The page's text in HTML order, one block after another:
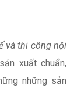
và thi công nội
xuất chuẩn,
những sản